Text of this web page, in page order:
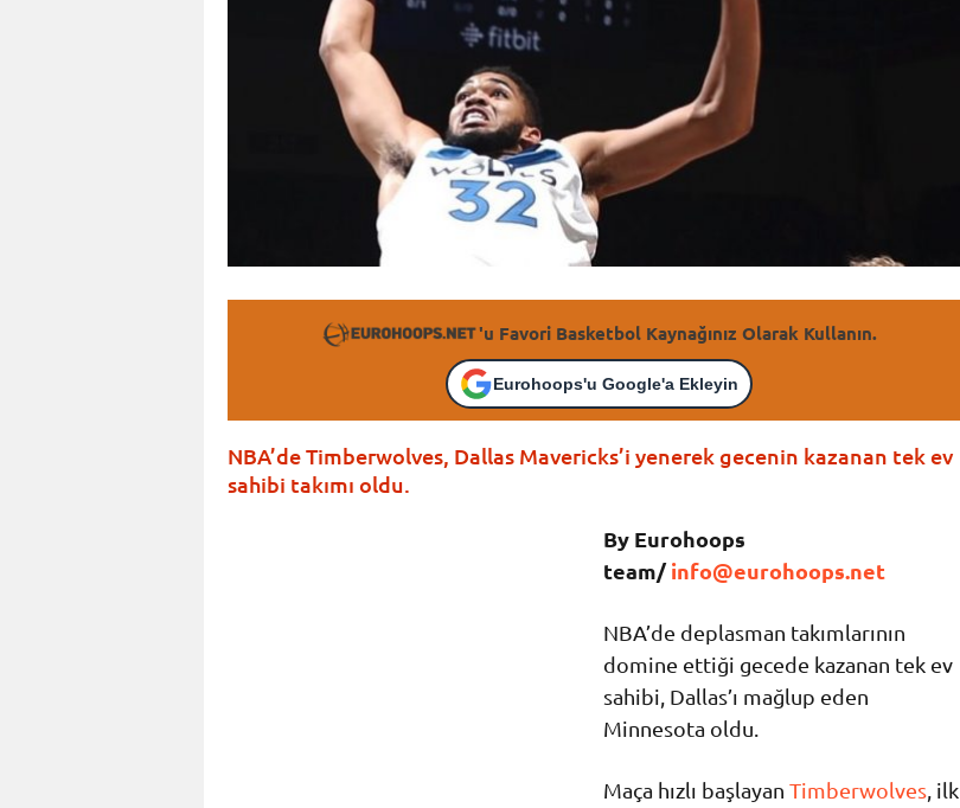
'u Favori Basketbol Kaynağınız Olarak Kullanın.
Eurohoops'u Google'a Ekleyin
NBA’de Timberwolves, Dallas Mavericks’i yenerek gecenin kazanan tek ev
sahibi takımı oldu.
By Eurohoops
team/info@eurohoops.net
NBA’de deplasman takımlarının
domine ettiği gecede kazanan tek ev
sahibi, Dallas’ı mağlup eden
Minnesota oldu.
Maça hızlı başlayan Timberwolves, ilk